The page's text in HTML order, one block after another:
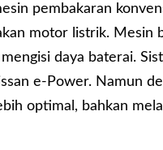
pembakaran
motor listrik. Mesin
daya baterai.
e-Power. Namun
optimal, bahkan